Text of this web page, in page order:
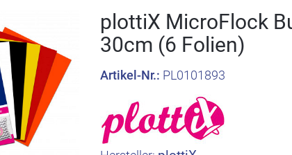
plottiX MicroFlock
30cm (6 Folien)
Artikel-Nr.: PL0101893